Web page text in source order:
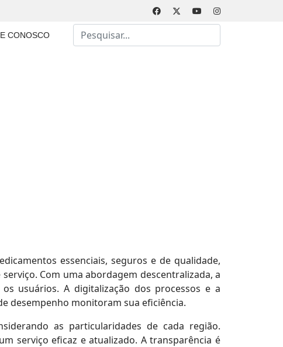
CONOSCO
Busca
essenciais, seguros e de qualidade,
Com uma abordagem descentralizada, a
usuários. A digitalização dos processos e a
desempenho monitoram sua eficiência.
as particularidades de cada região.
serviço eficaz e atualizado. A transparência é